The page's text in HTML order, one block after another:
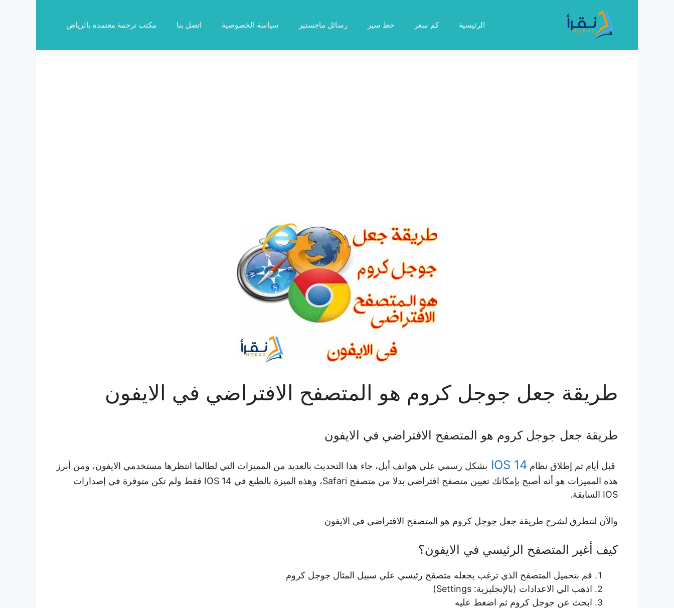
الرئيسية كم سعر خط سير رسائل ماجستير سياسة الخصوصية اتصل بنا مكتب ترجمة معتمدة بالرياض
طريقة جعل جوجل كروم هو المتصفح الافتراضي في الايفون
طريقة جعل جوجل كروم هو المتصفح الافتراضي في الايفون
قبل أيام تم إطلاق نظام IOS 14 بشكل رسمي علي هواتف أبل، جاء هذا التحديث بالعديد من المميزات التي لطالما انتظرها مستخدمي الايفون، ومن أبرز
هذه المميزات هو أنه أصبح بإمكانك تعيين متصفح افتراضي بدلا من متصفح Safari، وهذه الميزة بالطبع في IOS 14 فقط ولم تكن متوفرة في إصدارات
IOS السابقة.
والآن لنتطرق لشرح طريقة جعل جوجل كروم هو المتصفح الافتراضي في الايفون
كيف أغير المتصفح الرئيسي في الايفون؟
قم بتحميل المتصفح الذي ترغب بجعله متصفح رئيسي علي سبيل المثال جوجل كروم
اذهب الي الاعدادات (بالإنجليزية: Settings)
ابحث عن جوجل كروم ثم اضغط عليه